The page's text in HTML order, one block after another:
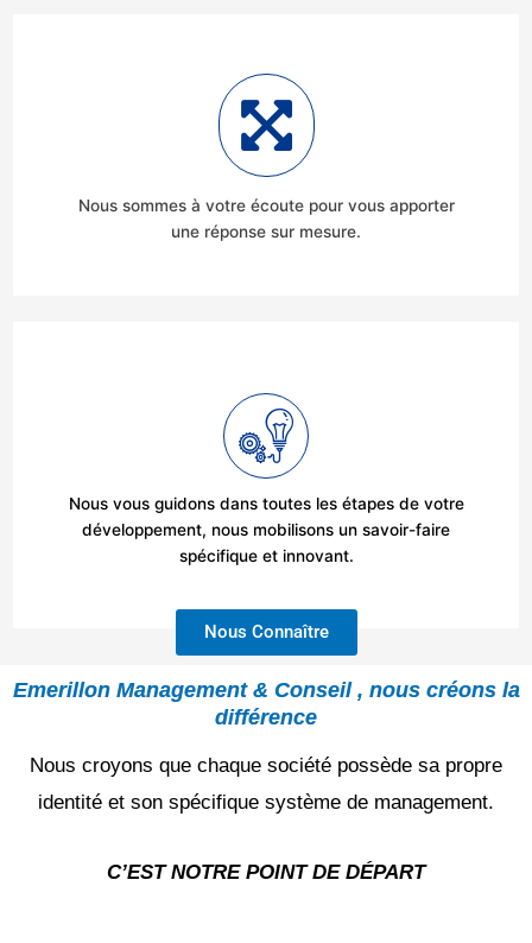
Nous sommes à votre écoute pour vous apporter
une réponse sur mesure.
Nous vous guidons dans toutes les étapes de votre
développement, nous mobilisons un savoir-faire
spécifique et innovant.
Nous Connaître
Emerillon Management & Conseil , nous créons la
différence
Nous croyons que chaque société possède sa propre
identité et son spécifique système de management.
C’EST NOTRE POINT DE DÉPART